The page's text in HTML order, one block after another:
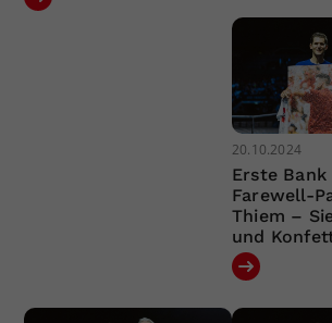
20.10.2024
Erste Bank
Farewell-
Thiem –
und